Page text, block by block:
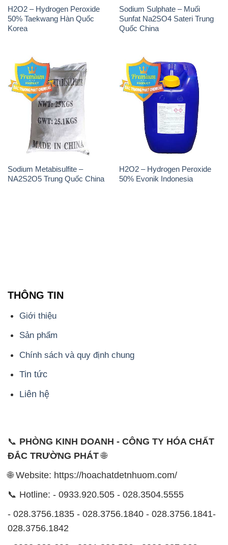
Giới thiệu
Sản phẩm
Chính sách và quy định chung
Tin tức
Liên hệ
- 0932.660.696 - 0901.326.566 - 0906.387.866 -
0902.765.866
📧 Email: hoachat@dactruongphat.vn
ĐỊA CHỈ
1229C Quốc lộ 1A, Phường Bình Trị Đông B,
Quận Bình Tân, TP. Hồ Chí Minh
CÔNG TY XNK TM SX HÓA CHẤT ĐẮC TRƯỜNG
PHÁT
Công ty Hóa Chất Đắc Trường Phát, hoạt động dưới
tên miềnhoachatdetnhuom.com, là đơn vị chuyên
nghiệp đa dạng, nhằm đáp ứng nhu cầu sử dụng của
khách hàng một cách tốt nhất.